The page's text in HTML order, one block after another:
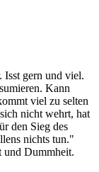
Isst gern und viel.
Kann
viel zu selten
nicht wehrt, hat
den Sieg des
nichts tun."
und Dummheit.